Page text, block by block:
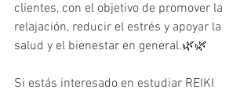
clientes, con el objetivo de promover la
relajación, reducir el estrés y apoyar la
salud y el bienestar en general.🌿🌿
Si estás interesado en estudiar REIKI